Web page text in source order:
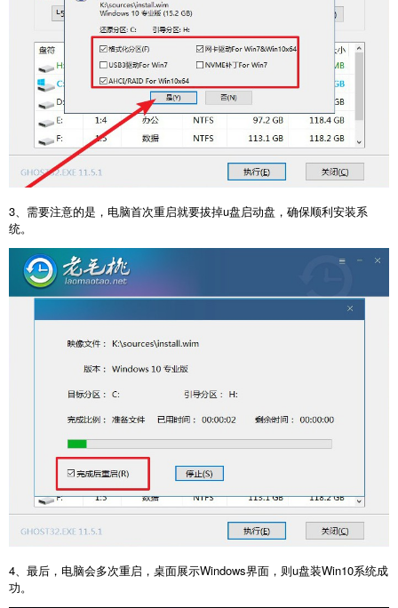
3、需要注意的是，电脑首次重启就要拔掉u盘启动盘，确保顺利安装系
统。
4、最后，电脑会多次重启，桌面展示Windows界面，则u盘装Win10系统成
功。